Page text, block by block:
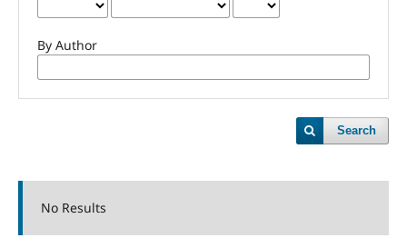
By Author
Search
No Results